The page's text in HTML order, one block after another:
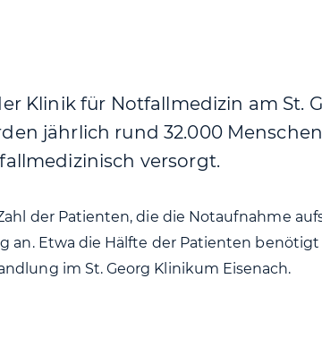
Klinik für Notfallmedizin am St.
jährlich rund 32.000
versorgt.
der Patienten, die die Notaufnahme
an. Etwa die Hälfte der Patienten
im St. Georg Klinikum Eisenach.